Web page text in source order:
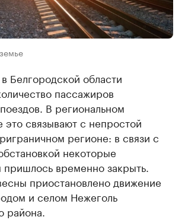
Белгородской области
пассажиров
В региональном
это связывают с непростой
регионе: в связи с
некоторые
пришлось временно закрыть.
приостановлено движение
и селом Нежеголь
района.